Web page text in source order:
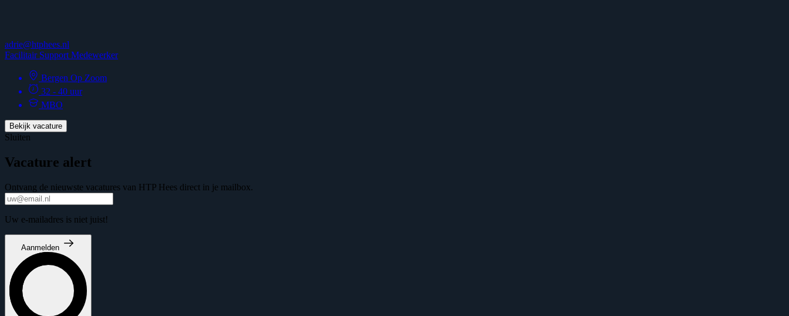
adrie@htphees.nl
Facilitair Support Medewerker
Bergen Op Zoom
32 - 40 uur
MBO
Bekijk vacature
Sluiten
Vacature alert
Ontvang de nieuwste vacatures van HTP Hees direct in je mailbox.
Uw e-mailadres is niet juist!
Aanmelden